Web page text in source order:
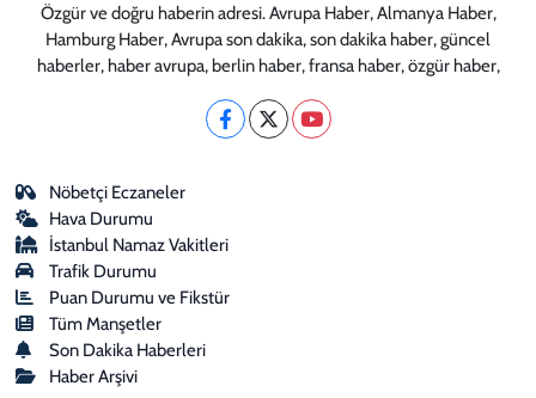
Özgür ve doğru haberin adresi. Avrupa Haber, Almanya Haber,
Hamburg Haber, Avrupa son dakika, son dakika haber, güncel
haberler, haber avrupa, berlin haber, fransa haber, özgür haber,
Nöbetçi Eczaneler
Hava Durumu
İstanbul Namaz Vakitleri
Trafik Durumu
Puan Durumu ve Fikstür
Tüm Manşetler
Son Dakika Haberleri
Haber Arşivi